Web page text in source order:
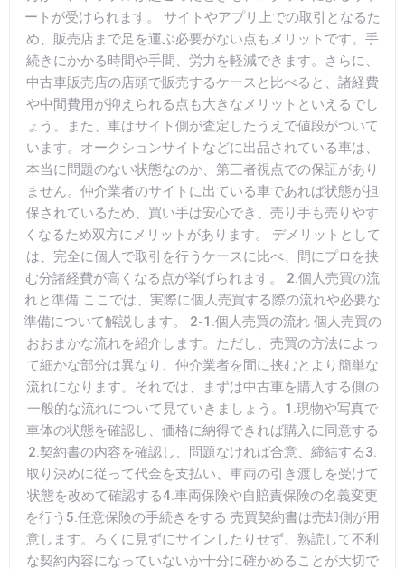
ートが受けられます。 サイトやアプリ上での取引となるた
め、販売店まで足を運ぶ必要がない点もメリットです。手
続きにかかる時間や手間、労力を軽減できます。さらに、
中古車販売店の店頭で販売するケースと比べると、諸経費
や中間費用が抑えられる点も大きなメリットといえるでし
ょう。また、車はサイト側が査定したうえで値段がついて
います。オークションサイトなどに出品されている車は、
本当に問題のない状態なのか、第三者視点での保証があり
ません。仲介業者のサイトに出ている車であれば状態が担
保されているため、買い手は安心でき、売り手も売りやす
くなるため双方にメリットがあります。 デメリットとして
は、完全に個人で取引を行うケースに比べ、間にプロを挟
む分諸経費が高くなる点が挙げられます。 2.個人売買の流
れと準備 ここでは、実際に個人売買する際の流れや必要な
準備について解説します。 2-1.個人売買の流れ 個人売買の
おおまかな流れを紹介します。ただし、売買の方法によっ
て細かな部分は異なり、仲介業者を間に挟むとより簡単な
流れになります。それでは、まずは中古車を購入する側の
一般的な流れについて見ていきましょう。1.現物や写真で
車体の状態を確認し、価格に納得できれば購入に同意する
2.契約書の内容を確認し、問題なければ合意、締結する3.
取り決めに従って代金を支払い、車両の引き渡しを受けて
状態を改めて確認する4.車両保険や自賠責保険の名義変更
を行う5.任意保険の手続きをする 売買契約書は売却側が用
意します。ろくに見ずにサインしたりせず、熟読して不利
な契約内容になっていないか十分に確かめることが大切で